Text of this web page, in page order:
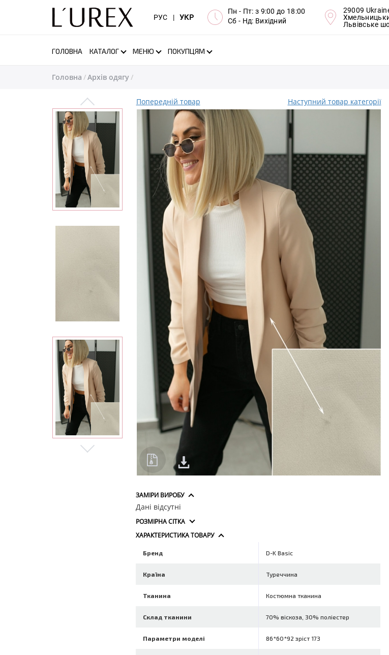
РУС | УКР
Пн - Пт: з 9:00 до 18:00
Сб - Нд: Вихідний
29009
Львівське
ГОЛОВНА КАТАЛОГ МЕНЮ ПОКУПЦЯМ
Головна Архів одягу
Попередній товар Наступний товар категорії
ЗАМІРИ ВИРОБУ
Дані відсутні
РОЗМІРНА СІТКА
ХАРАКТЕРИСТИКА ТОВАРУ
Бренд D-K Basic
Країна Туреччина
Тканина Костюмна тканина
Склад тканини 70% віскоза, 30% поліестер
Параметри моделі 86*60*92 зріст 173